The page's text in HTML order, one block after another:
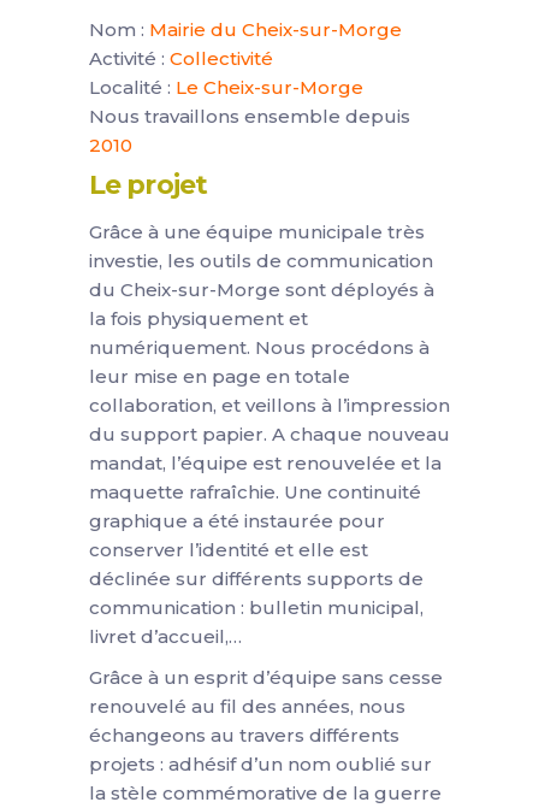
Nom : Mairie du Cheix-sur-Morge
Activité : Collectivité
Localité : Le Cheix-sur-Morge
Nous travaillons ensemble depuis
2010
Le projet
Grâce à une équipe municipale très
investie, les outils de communication
du Cheix-sur-Morge sont déployés à
la fois physiquement et
numériquement. Nous procédons à
leur mise en page en totale
collaboration, et veillons à l’impression
du support papier. A chaque nouveau
mandat, l’équipe est renouvelée et la
maquette rafraîchie. Une continuité
graphique a été instaurée pour
conserver l’identité et elle est
déclinée sur différents supports de
communication : bulletin municipal,
livret d’accueil,…
Grâce à un esprit d’équipe sans cesse
renouvelé au fil des années, nous
échangeons au travers différents
projets : adhésif d’un nom oublié sur
la stèle commémorative de la guerre